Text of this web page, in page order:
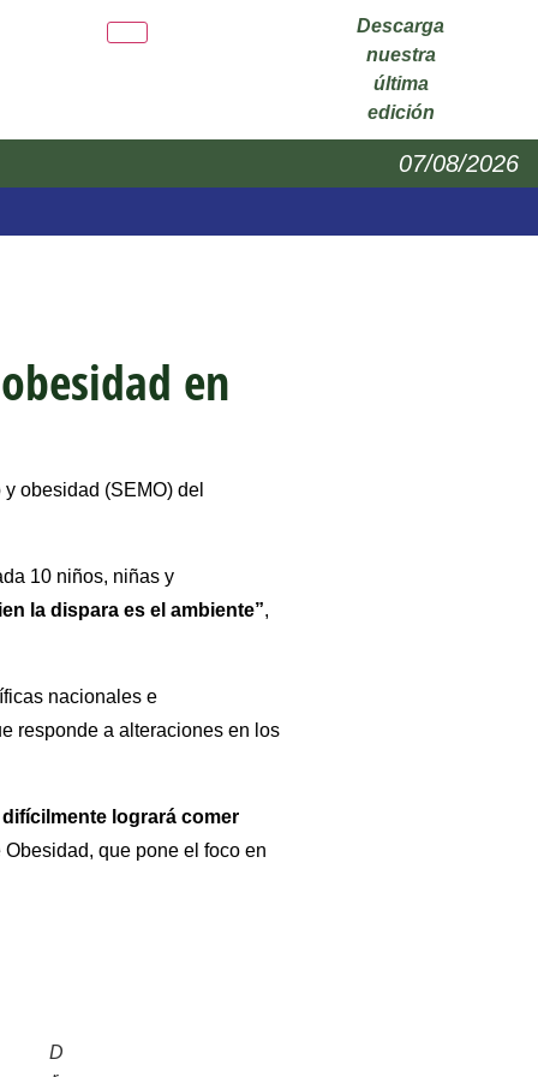
Descarga
nuestra
última
edición
07/08/2026
en
obesidad (SEMO) del
10 niños, niñas y
la dispara es el ambiente”,
nacionales e
responde a alteraciones en los
difícilmente logrará comer
que pone el foco en
D